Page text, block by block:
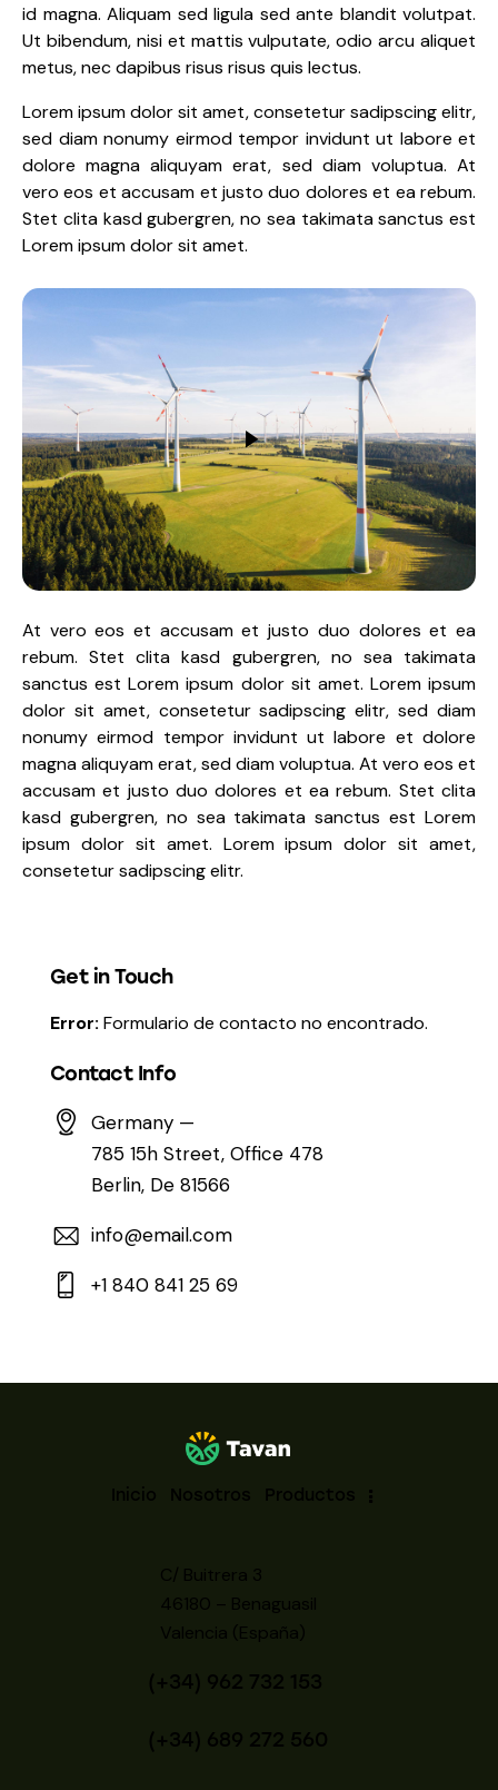
id magna. Aliquam sed ligula sed ante blandit volutpat.
Ut bibendum, nisi et mattis vulputate, odio arcu aliquet
metus, nec dapibus risus risus quis lectus.
Lorem ipsum dolor sit amet, consetetur sadipscing elitr,
sed diam nonumy eirmod tempor invidunt ut labore et
dolore magna aliquyam erat, sed diam voluptua. At
vero eos et accusam et justo duo dolores et ea rebum.
Stet clita kasd gubergren, no sea takimata sanctus est
Lorem ipsum dolor sit amet.
At vero eos et accusam et justo duo dolores et ea
rebum. Stet clita kasd gubergren, no sea takimata
sanctus est Lorem ipsum dolor sit amet. Lorem ipsum
dolor sit amet, consetetur sadipscing elitr, sed diam
nonumy eirmod tempor invidunt ut labore et dolore
magna aliquyam erat, sed diam voluptua. At vero eos et
accusam et justo duo dolores et ea rebum. Stet clita
kasd gubergren, no sea takimata sanctus est Lorem
ipsum dolor sit amet. Lorem ipsum dolor sit amet,
consetetur sadipscing elitr.
Get in Touch
Error: Formulario de contacto no encontrado.
Contact Info
Germany —
785 15h Street, Office 478
Berlin, De 81566
info@email.com
+1 840 841 25 69
Inicio Nosotros Productos
C/ Buitrera 3
46180 – Benaguasil
Valencia (España)
(+34) 962 732 153
(+34) 689 272 560